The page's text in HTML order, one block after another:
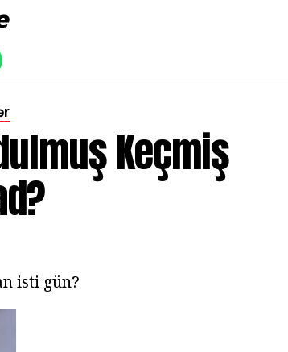
Keçmiş
isti gün?